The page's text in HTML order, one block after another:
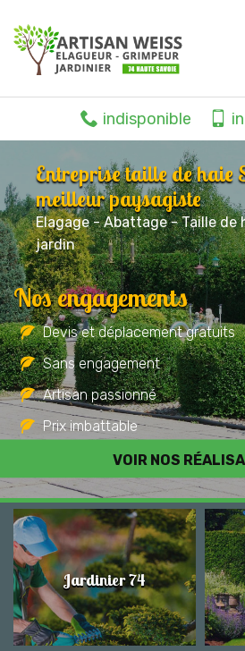
indisponible
Entreprise taille de
meilleur paysagiste
Elagage - Abattage - Taille de
jardin
VOIR NOS
Nos engagements
Devis et déplacement gratuits
Sans engagement
Artisan passionné
Prix imbattable
Travail de qualité
Jardinier 74